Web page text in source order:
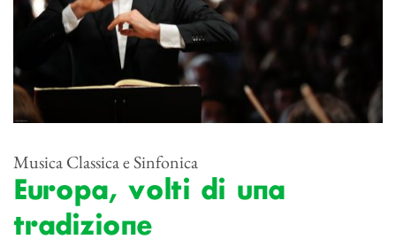
Musica Classica e Sinfonica
Europa, volti di una
tradizione